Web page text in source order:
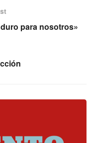
para nosotros»